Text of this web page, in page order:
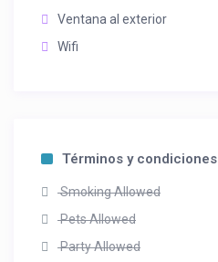
Ventana al exterior
Wifi
Términos y condiciones
Smoking Allowed
Pets Allowed
Party Allowed